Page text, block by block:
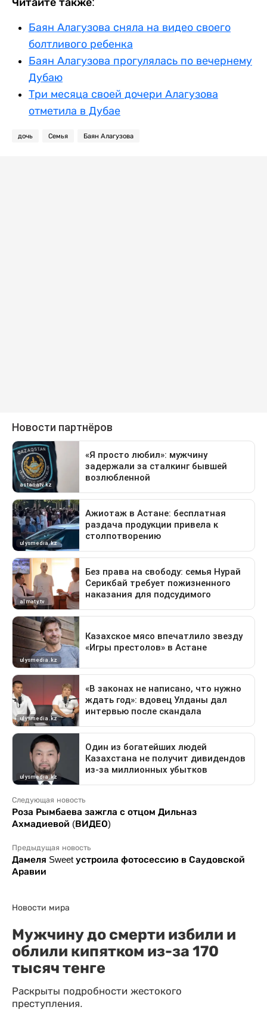
Баян Алагузова сняла на видео своего
болтливого ребенка
Баян Алагузова прогулялась по вечернему
Дубаю
Три месяца своей дочери Алагузова
отметила в Дубае
дочь Семья Баян Алагузова
Следующая новость
Роза Рымбаева зажгла с отцом Дильназ
Ахмадиевой (ВИДЕО)
Предыдущая новость
Дамеля Sweet устроила фотосессию в Саудовской
Аравии
Новости мира
Мужчину до смерти избили и
облили кипятком из-за 170
тысяч тенге
Раскрыты подробности жестокого
преступления.